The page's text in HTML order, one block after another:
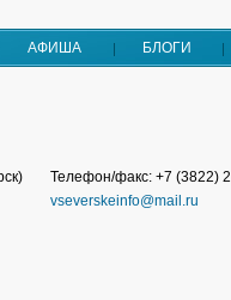
АФИША БЛОГИ
Телефон/факс: +7 (3822)
vseverskeinfo@mail.ru